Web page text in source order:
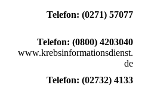
Telefon: (0271) 57077
Telefon: (0800) 4203040
www.krebsinformationsdienst.
de
Telefon: (02732) 4133